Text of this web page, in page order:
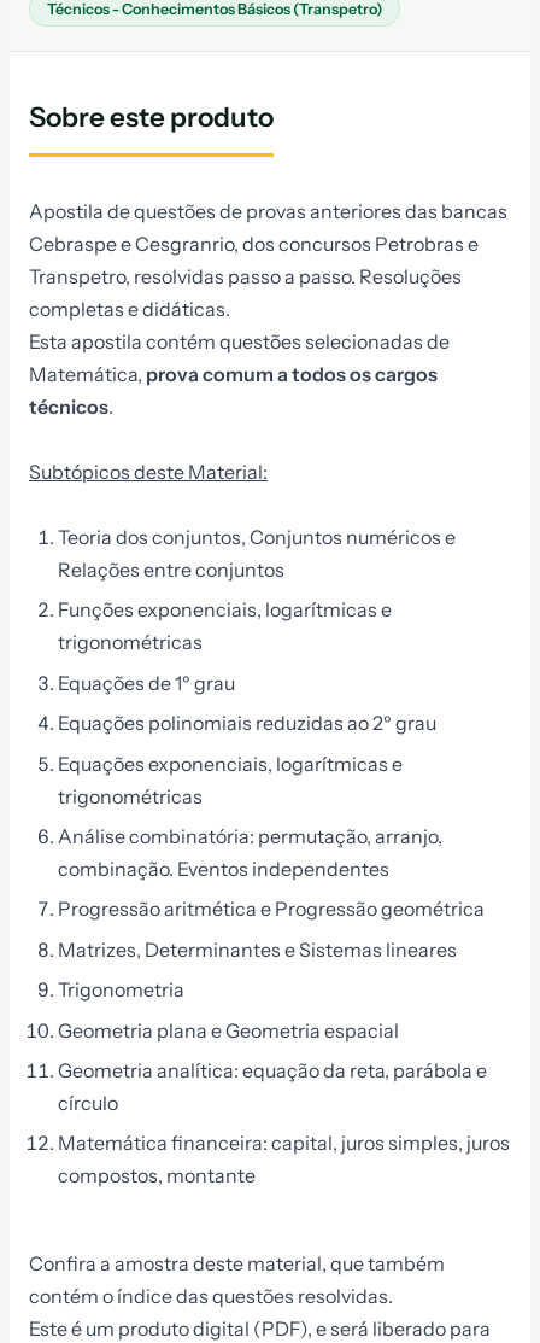
Técnicos - Conhecimentos Básicos (Transpetro)
Sobre este produto
Apostila de questões de provas anteriores das bancas
Cebraspe e Cesgranrio, dos concursos Petrobras e
Transpetro, resolvidas passo a passo. Resoluções
completas e didáticas.
Esta apostila contém questões selecionadas de
Matemática, prova comum a todos os cargos
técnicos.
Subtópicos deste Material:
Teoria dos conjuntos, Conjuntos numéricos e
Relações entre conjuntos
Funções exponenciais, logarítmicas e
trigonométricas
Equações de 1º grau
Equações polinomiais reduzidas ao 2º grau
Equações exponenciais, logarítmicas e
trigonométricas
Análise combinatória: permutação, arranjo,
combinação. Eventos independentes
Progressão aritmética e Progressão geométrica
Matrizes, Determinantes e Sistemas lineares
Trigonometria
Geometria plana e Geometria espacial
Geometria analítica: equação da reta, parábola e
círculo
Matemática financeira: capital, juros simples, juros
compostos, montante
Confira a amostra deste material, que também
contém o índice das questões resolvidas.
Este é um produto digital (PDF), e será liberado para